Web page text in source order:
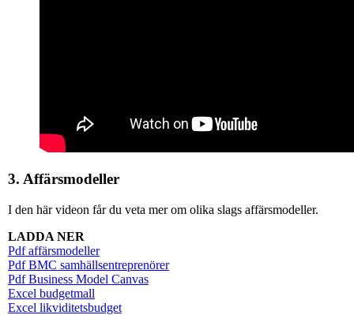
3. Affärsmodeller
I den här videon får du veta mer om olika slags affärsmodeller.
LADDA NER
Pdf affärsmodeller
Pdf BMC samhällsentreprenörer
Pdf Business Model Canvas
Excel budgetmall
Excel likviditetsbudget